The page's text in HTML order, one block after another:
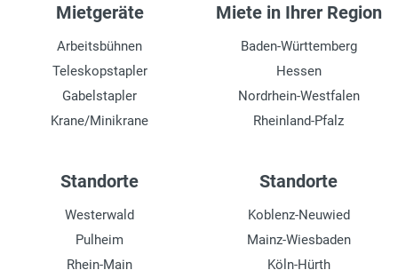
Mietgeräte
Arbeitsbühnen
Teleskopstapler
Gabelstapler
Krane/Minikrane
Miete in Ihrer Region
Baden-Württemberg
Hessen
Nordrhein-Westfalen
Rheinland-Pfalz
Standorte
Westerwald
Pulheim
Rhein-Main
Standorte
Koblenz-Neuwied
Mainz-Wiesbaden
Köln-Hürth